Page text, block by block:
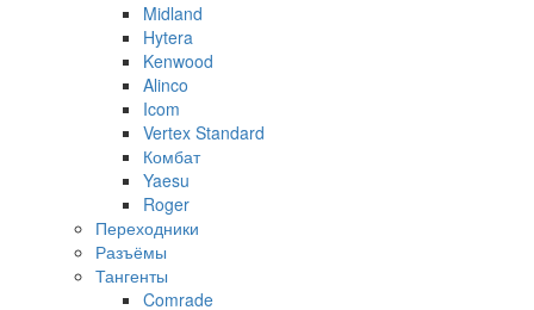
Midland
Hytera
Kenwood
Alinco
Icom
Vertex Standard
Комбат
Yaesu
Roger
Переходники
Разъёмы
Тангенты
Comrade